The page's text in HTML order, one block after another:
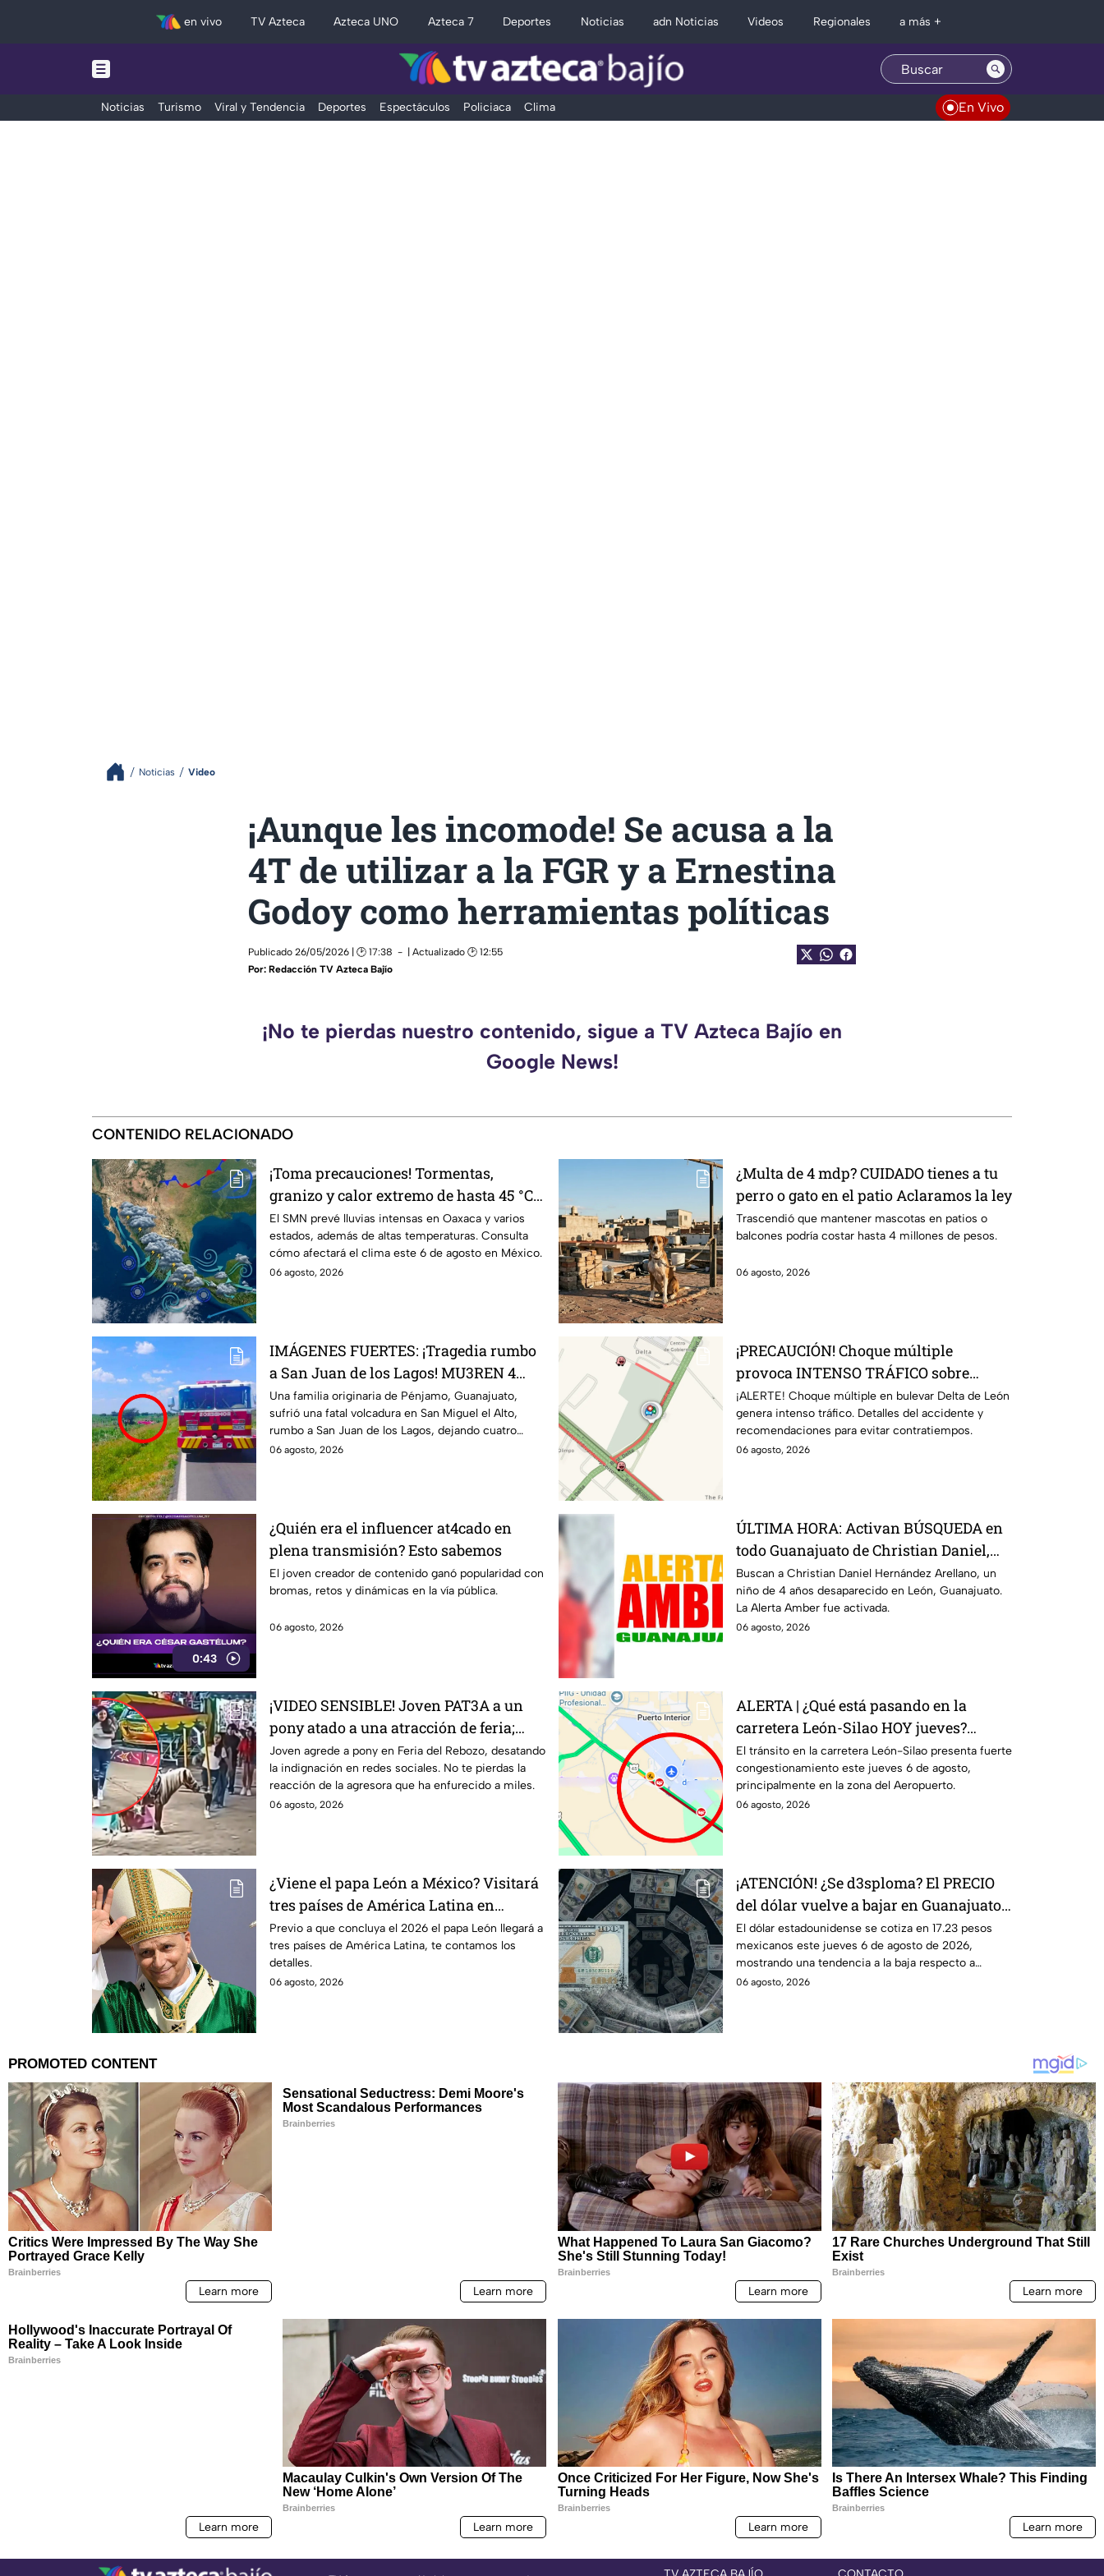
en vivo TV Azteca Azteca UNO Azteca 7 Deportes Noticias adn Noticias Videos Regionales a más +
Noticias Turismo Viral y Tendencia Deportes Espectáculos Policiaca Clima En Vivo
Noticias Video
¡Aunque les incomode! Se acusa a la
4T de utilizar a la FGR y a Ernestina
Godoy como herramientas políticas
Publicado 26/05/2026 | 🕑 17:38
| Actualizado 🕑 12:55
Por: Redacción TV Azteca Bajío
¡No te pierdas nuestro contenido, sigue a TV Azteca Bajío en
Google News!
CONTENIDO RELACIONADO
¡Toma precauciones! Tormentas,
granizo y calor extremo de hasta 45 °C
marcarán el clima este jueves 6 de
agosto
El SMN prevé lluvias intensas en Oaxaca y varios
estados, además de altas temperaturas. Consulta
cómo afectará el clima este 6 de agosto en México.
06 agosto, 2026
¿Multa de 4 mdp? CUIDADO tienes a tu
perro o gato en el patio Aclaramos la ley
Trascendió que mantener mascotas en patios o
balcones podría costar hasta 4 millones de pesos.
06 agosto, 2026
IMÁGENES FUERTES: ¡Tragedia rumbo
a San Juan de los Lagos! MU3REN 4
guanajuatenses tras FATAL volcadura;
reportan tres menores heridos
Una familia originaria de Pénjamo, Guanajuato,
sufrió una fatal volcadura en San Miguel el Alto,
rumbo a San Juan de los Lagos, dejando cuatro
personas fallecidas.
06 agosto, 2026
¡PRECAUCIÓN! Choque múltiple
provoca INTENSO TRÁFICO sobre
bulevar Delta HOY en León; CIERRAN
esta zona de la vialidad
¡ALERTE! Choque múltiple en bulevar Delta de León
genera intenso tráfico. Detalles del accidente y
recomendaciones para evitar contratiempos.
06 agosto, 2026
0:43
¿Quién era el influencer at4cado en
plena transmisión? Esto sabemos
El joven creador de contenido ganó popularidad con
bromas, retos y dinámicas en la vía pública.
06 agosto, 2026
ÚLTIMA HORA: Activan BÚSQUEDA en
todo Guanajuato de Christian Daniel,
pequeño de 4 años desaparecido en
León
Buscan a Christian Daniel Hernández Arellano, un
niño de 4 años desaparecido en León, Guanajuato.
La Alerta Amber fue activada.
06 agosto, 2026
¡VIDEO SENSIBLE! Joven PAT3A a un
pony atado a una atracción de feria;
reacción de la agresora ENFURECE a las
redes
Joven agrede a pony en Feria del Rebozo, desatando
la indignación en redes sociales. No te pierdas la
reacción de la agresora que ha enfurecido a miles.
06 agosto, 2026
ALERTA | ¿Qué está pasando en la
carretera León-Silao HOY jueves?
Reportan tráfico intenso rumbo al
Aeropuerto
El tránsito en la carretera León-Silao presenta fuerte
congestionamiento este jueves 6 de agosto,
principalmente en la zona del Aeropuerto.
06 agosto, 2026
¿Viene el papa León a México? Visitará
tres países de América Latina en
noviembre de este año 2026
Previo a que concluya el 2026 el papa León llegará a
tres países de América Latina, te contamos los
detalles.
06 agosto, 2026
¡ATENCIÓN! ¿Se d3sploma? El PRECIO
del dólar vuelve a bajar en Guanajuato:
Así amanece el tipo de cambio HOY 6 de
agosto
El dólar estadounidense se cotiza en 17.23 pesos
mexicanos este jueves 6 de agosto de 2026,
mostrando una tendencia a la baja respecto a
semanas anteriores.
06 agosto, 2026